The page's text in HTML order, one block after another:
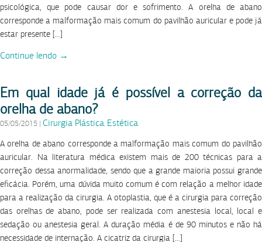
psicológica, que pode causar dor e sofrimento. A orelha de abano
corresponde a malformação mais comum do pavilhão auricular e pode já
estar presente […]
Continue lendo →
Em qual idade já é possível a correção da
orelha de abano?
05/05/2015 | Cirurgia Plástica, Estética
A orelha de abano corresponde a malformação mais comum do pavilhão
auricular. Na literatura médica existem mais de 200 técnicas para a
correção dessa anormalidade, sendo que a grande maioria possui grande
eficácia. Porém, uma dúvida muito comum é com relação a melhor idade
para a realização da cirurgia. A otoplastia, que é a cirurgia para correção
das orelhas de abano, pode ser realizada com anestesia local, local e
sedação ou anestesia geral. A duração média é de 90 minutos e não há
necessidade de internação. A cicatriz da cirurgia […]